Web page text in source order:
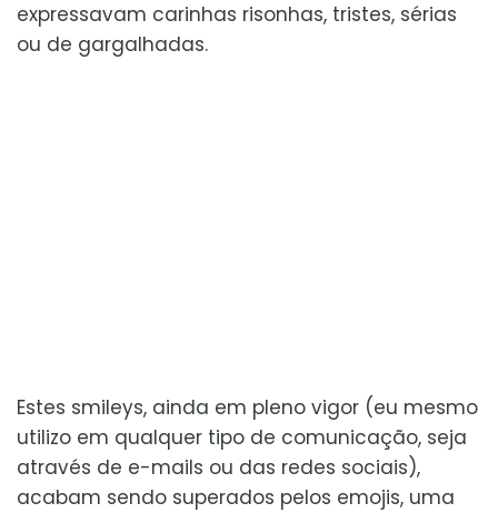
expressavam carinhas risonhas, tristes, sérias
ou de gargalhadas.
Estes smileys, ainda em pleno vigor (eu mesmo
utilizo em qualquer tipo de comunicação, seja
através de e-mails ou das redes sociais),
acabam sendo superados pelos emojis, uma